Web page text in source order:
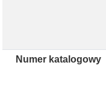
Numer katalogowy